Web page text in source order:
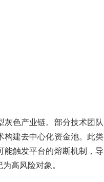
灰色产业链。部分技术团队
构建去中心化资金池。此类
触发平台的熔断机制，导
高风险对象。